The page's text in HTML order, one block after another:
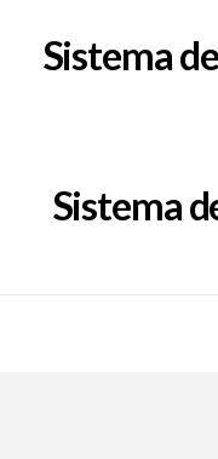
Sistema
Sistema